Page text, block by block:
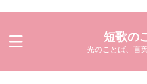
短歌の
光のことば、言